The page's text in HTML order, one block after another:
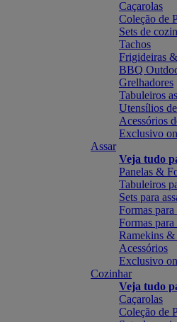
Caçarolas
Coleção de
Sets de
Tachos
Frigideiras
BBQ
Grelhadores
Tabuleiros
Utensílios
Acessórios
Exclusivo
Assar
Veja tudo
Panelas &
Tabuleiros
Sets para
Formas
Formas para
Ramekins
Acessórios
Exclusivo
Cozinhar
Veja tudo
Caçarolas
Coleção de